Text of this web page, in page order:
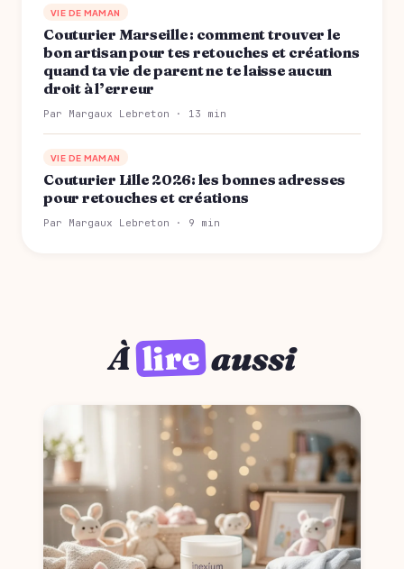
VIE DE MAMAN
Couturier Marseille : comment trouver le
bon artisan pour tes retouches et créations
quand ta vie de parent ne te laisse aucun
droit à l’erreur
Par Margaux Lebreton · 13 min
VIE DE MAMAN
Couturier Lille 2026: les bonnes adresses
pour retouches et créations
Par Margaux Lebreton · 9 min
Àlireaussi